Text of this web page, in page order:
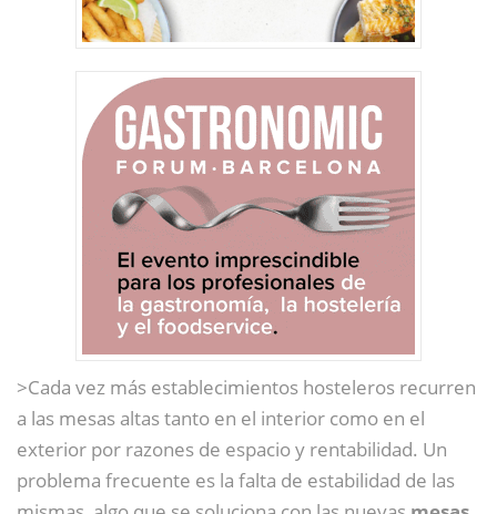
>Cada vez más establecimientos hosteleros recurren
a las mesas altas tanto en el interior como en el
exterior por razones de espacio y rentabilidad. Un
problema frecuente es la falta de estabilidad de las